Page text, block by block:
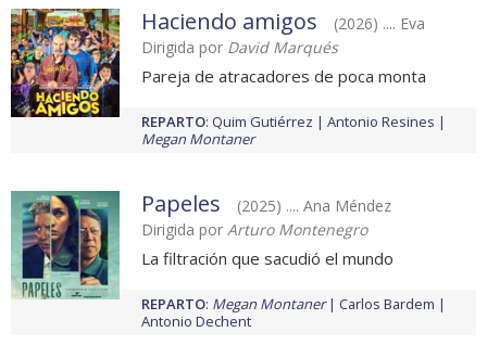
Haciendo amigos
(2026) .... Eva
Dirigida por David Marqués
Pareja de atracadores de poca monta
REPARTO: Quim Gutiérrez
Antonio Resines
Megan Montaner
Papeles
(2025) .... Ana Méndez
Dirigida por Arturo Montenegro
La filtración que sacudió el mundo
REPARTO: Megan Montaner
Carlos Bardem
Antonio Dechent